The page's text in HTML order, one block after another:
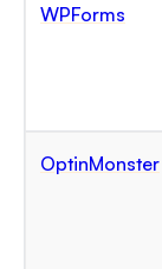
WPForms
OptinMonster